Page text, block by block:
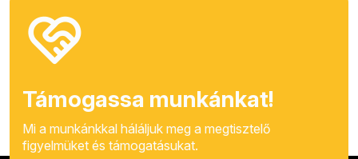
Támogassa munkánkat!
Mi a munkánkkal háláljuk meg a megtisztelő
figyelmüket és támogatásukat.